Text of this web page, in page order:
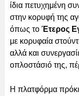
ίδια πετυχημένη
στην κορυφή της
όπως το Έτερος
με κορυφαία
αλλά και
οπλοστάσιό της,
Η πλατφόρμα